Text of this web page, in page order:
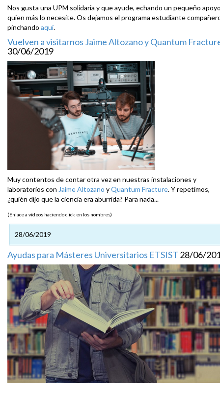
Nos gusta una UPM solidaria y que ayude, echando un pequeño
quien más lo necesite. Os dejamos el programa estudiante
pinchando aquí.
Vuelven a visitarnos Jaime Altozano y Quantum
30/06/2019
Muy contentos de contar otra vez en nuestras instalaciones y
laboratorios con Jaime Altozano yQuantum Fracture. Y repetimos,
¿quién dijo que la ciencia era aburrida? Para nada...
(Enlace a vídeos haciendo click en los nombres)
28/06/2019
Ayudas para Másteres Universitarios ETSIST 28/06/